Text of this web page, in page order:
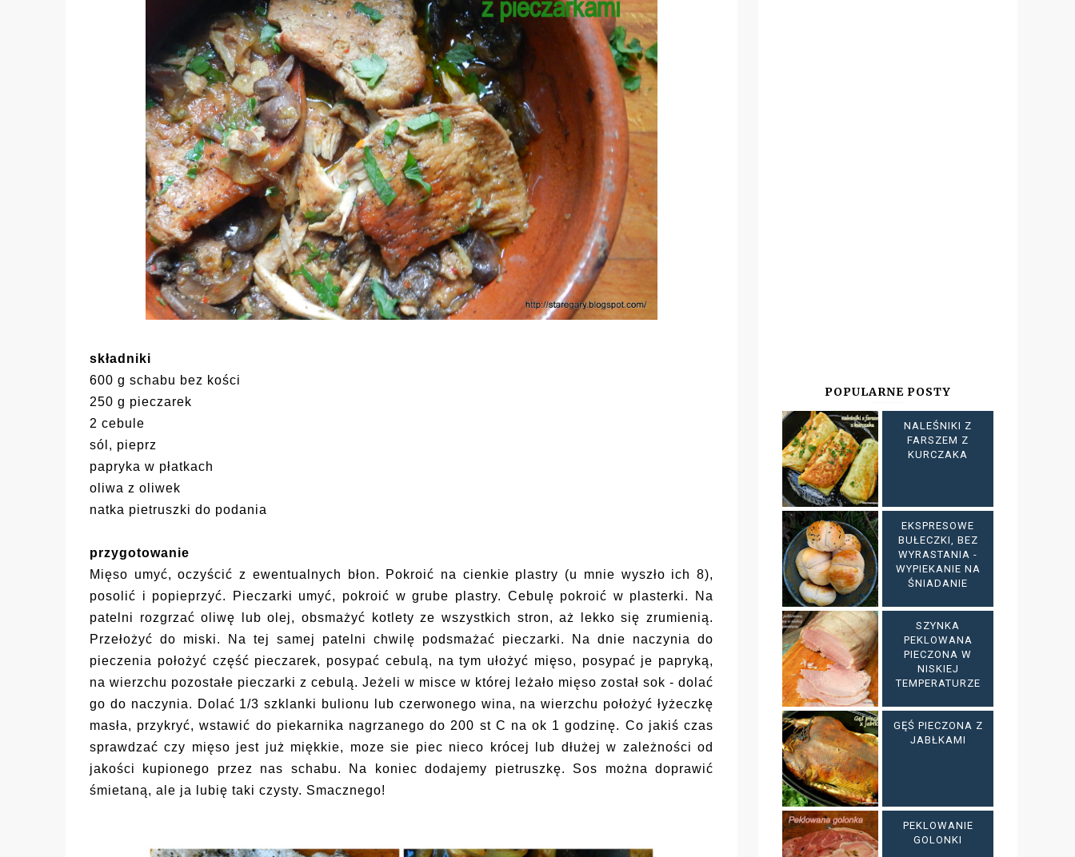
składniki
600 g schabu bez kości
250 g pieczarek
2 cebule
sól, pieprz
papryka w płatkach
oliwa z oliwek
natka pietruszki do podania
przygotowanie
Mięso umyć, oczyścić z ewentualnych błon. Pokroić na cienkie plastry (u mnie wyszło ich 8),
posolić i popieprzyć. Pieczarki umyć, pokroić w grube plastry. Cebulę pokroić w plasterki. Na
patelni rozgrzać oliwę lub olej, obsmażyć kotlety ze wszystkich stron, aż lekko się zrumienią.
Przełożyć do miski. Na tej samej patelni chwilę podsmażać pieczarki. Na dnie naczynia do
pieczenia położyć część pieczarek, posypać cebulą, na tym ułożyć mięso, posypać je papryką,
na wierzchu pozostałe pieczarki z cebulą. Jeżeli w misce w której leżało mięso został sok - dolać
go do naczynia. Dolać 1/3 szklanki bulionu lub czerwonego wina, na wierzchu położyć łyżeczkę
masła, przykryć, wstawić do piekarnika nagrzanego do 200 st C na ok 1 godzinę. Co jakiś czas
sprawdzać czy mięso jest już miękkie, moze sie piec nieco krócej lub dłużej w zależności od
jakości kupionego przez nas schabu. Na koniec dodajemy pietruszkę. Sos można doprawić
śmietaną, ale ja lubię taki czysty. Smacznego!
POPULARNE POSTY
NALEŚNIKI Z
FARSZEM Z
KURCZAKA
EKSPRESOWE
BUŁECZKI, BEZ
WYRASTANIA -
WYPIEKANIE NA
ŚNIADANIE
SZYNKA
PEKLOWANA
PIECZONA W
NISKIEJ
TEMPERATURZE
GĘŚ PIECZONA Z
JABŁKAMI
PEKLOWANIE
GOLONKI